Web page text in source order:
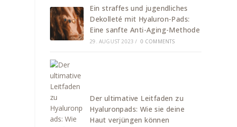
Ein straffes und jugendliches
Dekolleté mit Hyaluron-Pads:
Eine sanfte Anti-Aging-Methode
29. AUGUST 2023 / 0 COMMENTS
Der ultimative Leitfaden zu
Hyaluronpads: Wie sie deine
Haut verjüngen können